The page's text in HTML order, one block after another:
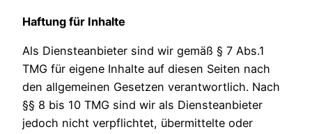
Haftung für Inhalte
Als Diensteanbieter sind wir gemäß § 7 Abs.1
TMG für eigene Inhalte auf diesen Seiten nach
den allgemeinen Gesetzen verantwortlich. Nach
§§ 8 bis 10 TMG sind wir als Diensteanbieter
jedoch nicht verpflichtet, übermittelte oder